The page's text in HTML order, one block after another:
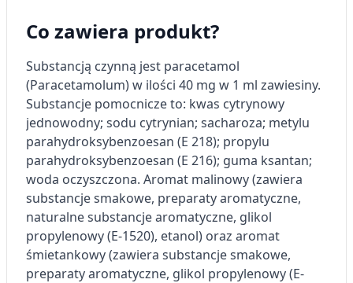
Co zawiera produkt?
Substancją czynną jest paracetamol
(Paracetamolum) w ilości 40 mg w 1 ml zawiesiny.
Substancje pomocnicze to: kwas cytrynowy
jednowodny; sodu cytrynian; sacharoza; metylu
parahydroksybenzoesan (E 218); propylu
parahydroksybenzoesan (E 216); guma ksantan;
woda oczyszczona. Aromat malinowy (zawiera
substancje smakowe, preparaty aromatyczne,
naturalne substancje aromatyczne, glikol
propylenowy (E-1520), etanol) oraz aromat
śmietankowy (zawiera substancje smakowe,
preparaty aromatyczne, glikol propylenowy (E-